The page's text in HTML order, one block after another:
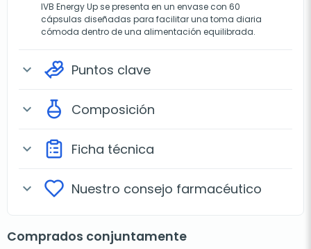
IVB Energy Up se presenta en un envase con 60
cápsulas diseñadas para facilitar una toma diaria
cómoda dentro de una alimentación equilibrada.
expand_more Puntos clave
expand_more Composición
expand_more Ficha técnica
expand_more Nuestro consejo farmacéutico
Comprados conjuntamente